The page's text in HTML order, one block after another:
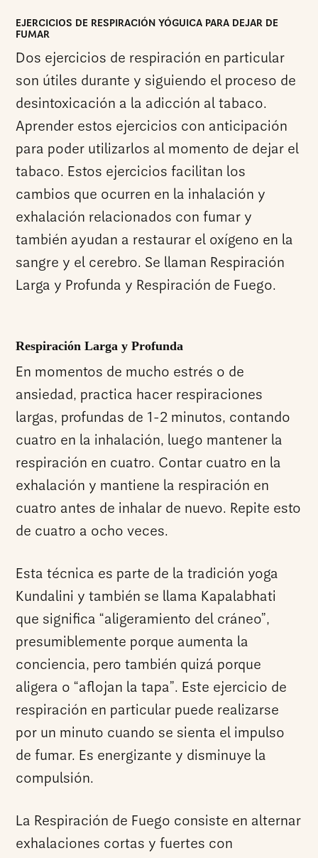
EJERCICIOS DE RESPIRACIÓN YÓGUICA PARA DEJAR DE
FUMAR
Dos ejercicios de respiración en particular
son útiles durante y siguiendo el proceso de
desintoxicación a la adicción al tabaco.
Aprender estos ejercicios con anticipación
para poder utilizarlos al momento de dejar el
tabaco. Estos ejercicios facilitan los
cambios que ocurren en la inhalación y
exhalación relacionados con fumar y
también ayudan a restaurar el oxígeno en la
sangre y el cerebro. Se llaman Respiración
Larga y Profunda y Respiración de Fuego.
Respiración Larga y Profunda
En momentos de mucho estrés o de
ansiedad, practica hacer respiraciones
largas, profundas de 1-2 minutos, contando
cuatro en la inhalación, luego mantener la
respiración en cuatro. Contar cuatro en la
exhalación y mantiene la respiración en
cuatro antes de inhalar de nuevo. Repite esto
de cuatro a ocho veces.
Esta técnica es parte de la tradición yoga
Kundalini y también se llama Kapalabhati
que significa “aligeramiento del cráneo”,
presumiblemente porque aumenta la
conciencia, pero también quizá porque
aligera o “aflojan la tapa”. Este ejercicio de
respiración en particular puede realizarse
por un minuto cuando se sienta el impulso
de fumar. Es energizante y disminuye la
compulsión.
La Respiración de Fuego consiste en alternar
exhalaciones cortas y fuertes con